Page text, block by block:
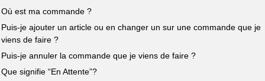
Où est ma commande ?
Puis-je ajouter un article ou en changer un sur une commande que je
viens de faire ?
Puis-je annuler la commande que je viens de faire ?
Que signifie “En Attente”?